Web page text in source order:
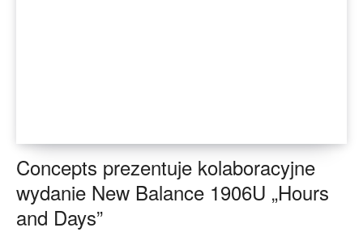
Concepts prezentuje kolaboracyjne
wydanie New Balance 1906U „Hours
and Days”